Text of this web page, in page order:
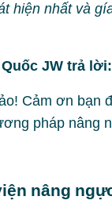
hiện nhất và
JW trả lời:
Cảm ơn bạn
pháp nâng
nâng